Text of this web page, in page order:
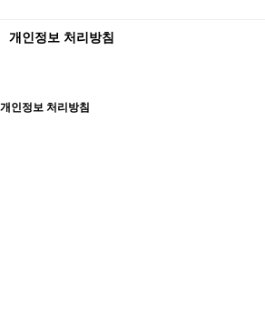
개인정보 처리방침
개인정보 처리방침